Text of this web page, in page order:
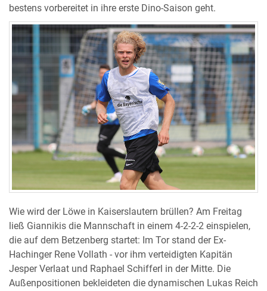
bestens vorbereitet in ihre erste Dino-Saison geht.
Wie wird der Löwe in Kaiserslautern brüllen? Am Freitag
ließ Giannikis die Mannschaft in einem 4-2-2-2 einspielen,
die auf dem Betzenberg startet: Im Tor stand der Ex-
Hachinger Rene Vollath - vor ihm verteidigten Kapitän
Jesper Verlaat und Raphael Schifferl in der Mitte. Die
Außenpositionen bekleideten die dynamischen Lukas Reich